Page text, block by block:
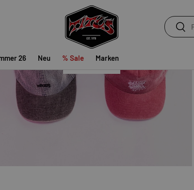
Suchen
26 Neu % Sale Marken
ACCESSOIRES